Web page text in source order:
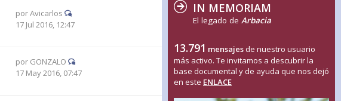
porAvicarlos
17 Jul 2016, 12:47
por GONZALO
17 May 2016, 07:47
IN MEMORIAM
El legado de Arbacia
13.791 mensajes de nuestro usuario
más activo. Te invitamos a descubrir la
base documental y de ayuda que nos dejó
en este ENLACE